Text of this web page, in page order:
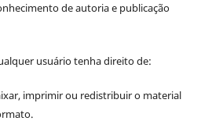
de autoria e publicação
usuário tenha direito de:
imprimir ou redistribuir o material